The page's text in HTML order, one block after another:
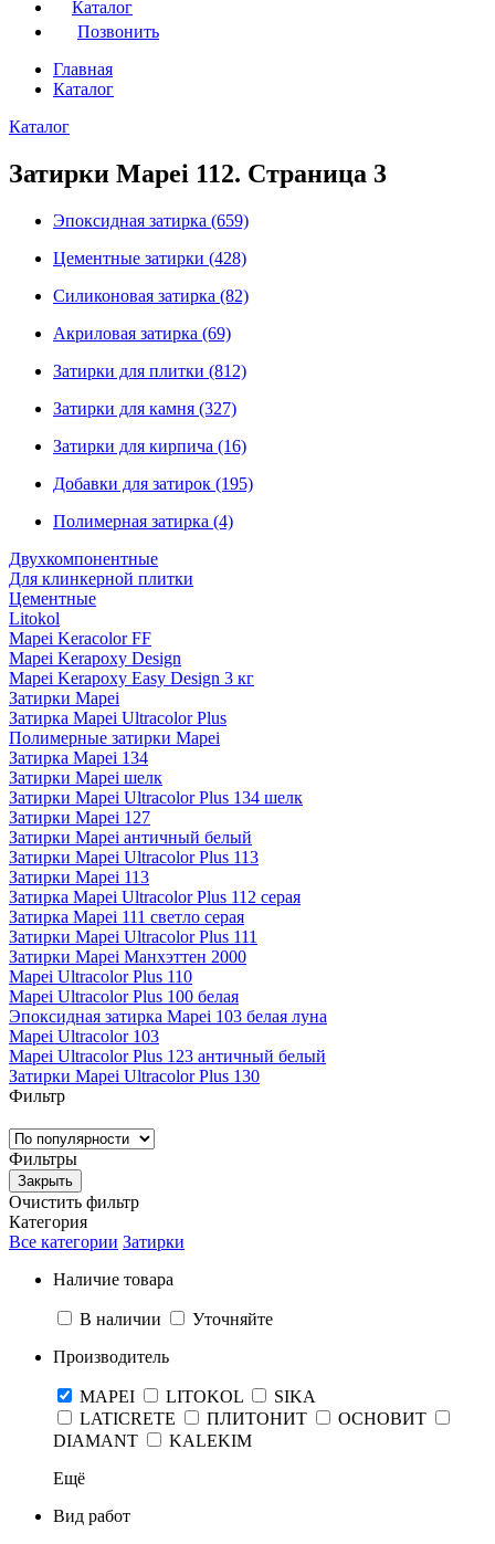
Каталог
Позвонить
Главная
Каталог
Каталог
Затирки Mapei 112. Страница 3
Эпоксидная затирка (659)
Цементные затирки (428)
Силиконовая затирка (82)
Акриловая затирка (69)
Затирки для плитки (812)
Затирки для камня (327)
Затирки для кирпича (16)
Добавки для затирок (195)
Полимерная затирка (4)
Двухкомпонентные
Для клинкерной плитки
Цементные
Litokol
Mapei Keracolor FF
Mapei Kerapoxy Design
Mapei Kerapoxy Easy Design 3 кг
Затирки Mapei
Затирка Mapei Ultracolor Plus
Полимерные затирки Mapei
Затирка Mapei 134
Затирки Mapei шелк
Затирки Mapei Ultracolor Plus 134 шелк
Затирки Mapei 127
Затирки Mapei античный белый
Затирки Mapei Ultracolor Plus 113
Затирки Mapei 113
Затирка Mapei Ultracolor Plus 112 серая
Затирка Mapei 111 светло серая
Затирки Mapei Ultracolor Plus 111
Затирки Mapei Манхэттен 2000
Mapei Ultracolor Plus 110
Mapei Ultracolor Plus 100 белая
Эпоксидная затирка Mapei 103 белая луна
Mapei Ultracolor 103
Mapei Ultracolor Plus 123 античный белый
Затирки Mapei Ultracolor Plus 130
Фильтр
Фильтры
Закрыть
Очистить фильтр
Категория
Все категории Затирки
Наличие товара
В наличии
Уточняйте
Производитель
MAPEI LITOKOL
SIKA
LATICRETE
ПЛИТОНИТ
ОСНОВИТ
DIAMANT
KALEKIM
Ещё
Вид работ